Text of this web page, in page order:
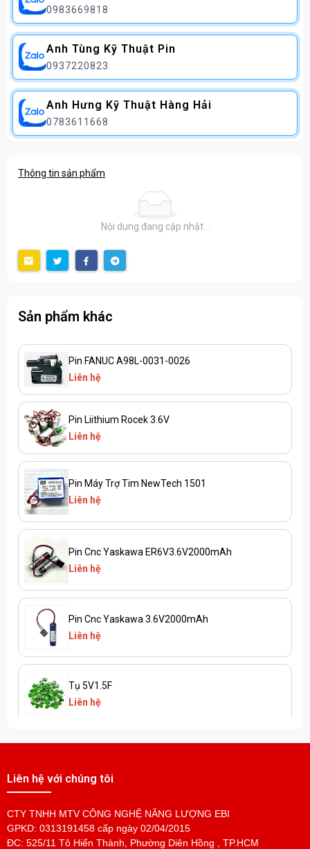
0983669818
Anh Tùng Kỹ Thuật Pin
0937220823
Anh Hưng Kỹ Thuật Hàng Hải
0783611668
Thông tin sản phẩm
Nội dung đang cập nhật...
Sản phẩm khác
Pin FANUC A98L-0031-0026
Liên hệ
Pin Liithium Rocek 3.6V
Liên hệ
Pin Máy Trợ Tim NewTech 1501
Liên hệ
Pin Cnc Yaskawa ER6V3.6V2000mAh
Liên hệ
Pin Cnc Yaskawa 3.6V2000mAh
Liên hệ
Tụ 5V1.5F
Liên hệ
Pin MR-BAT6V1SET
Liên hệ
Liên hệ với chúng tôi
CTY TNHH MTV CÔNG NGHỆ NĂNG LƯỢNG EBI
GPKD: 0313191458 cấp ngày 02/04/2015
ĐC: 525/11 Tô Hiến Thành, Phường Diên Hồng , TP.HCM